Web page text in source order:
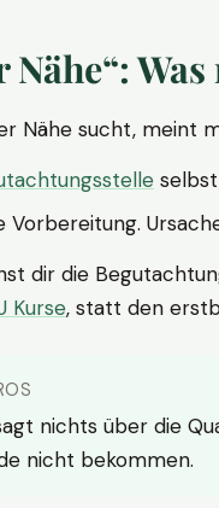
Nähe sucht, meint
Vorbereitung.
dir die
Kurse, statt den
nichts über die
nicht bekommen.